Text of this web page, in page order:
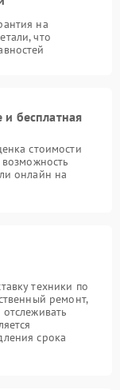
на
что
бесплатная
стоимости
онлайн на
техники по
ремонт,
срока